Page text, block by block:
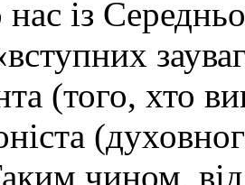
із
(того, хто
чином,